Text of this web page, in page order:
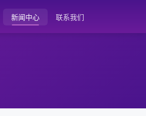
新闻中心 联系我们